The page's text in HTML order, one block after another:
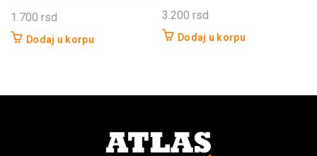
1.700 rsd
Dodaj u korpu
3.200 rsd
Dodaj u korpu